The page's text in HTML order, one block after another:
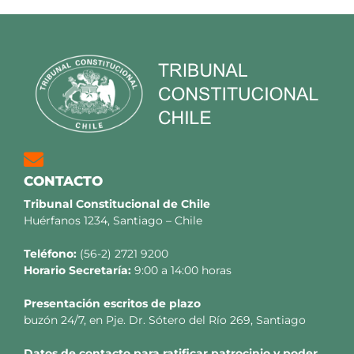
CONTACTO
Tribunal Constitucional de Chile
Huérfanos 1234, Santiago – Chile
Teléfono: (56-2) 2721 9200
Horario Secretaría: 9:00 a 14:00 horas
Presentación escritos de plazo
buzón 24/7, en Pje. Dr. Sótero del Río 269, Santiago